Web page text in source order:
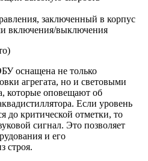
заключенный в корпус
включения/выключения
оснащена не только
агрегата, но и световыми
которые оповещают об
Если уровень
до критической отметки, то
сигнал. Это позволяет
и его
строя.